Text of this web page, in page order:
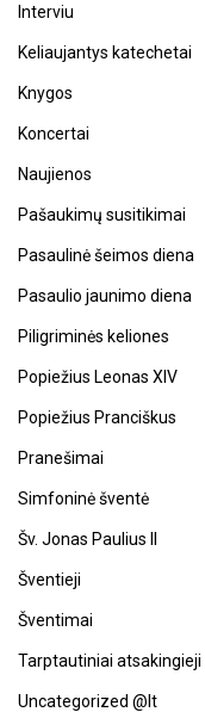
Interviu
Keliaujantys katechetai
Knygos
Koncertai
Naujienos
Pašaukimų susitikimai
Pasaulinė šeimos diena
Pasaulio jaunimo diena
Piligriminės keliones
Popiežius Leonas XIV
Popiežius Pranciškus
Pranešimai
Simfoninė šventė
Šv. Jonas Paulius II
Šventieji
Šventimai
Tarptautiniai atsakingieji
Uncategorized @lt